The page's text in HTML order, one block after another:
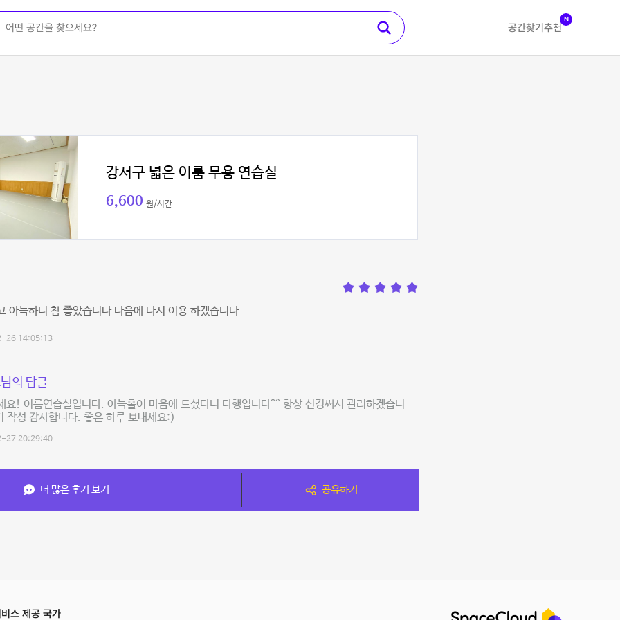
공간찾기 추천
N
강서구 넓은 이룸 무용 연습실
6,600 원/시간
아늑하니 참 좋았습니다 다음에 다시 이용 하겠습니다
26 14:05:13
의 답글
요! 이름연습실입니다. 아늑홀이 마음에 드셨다니 다행입니다^^ 항상 신경써서 관리하겠습니
작성 감사합니다. 좋은 하루 보내세요:)
27 20:29:40
더 많은 후기 보기 공유하기
스 제공 국가